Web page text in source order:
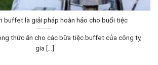
buffet là giải pháp hoàn hảo cho buổi tiệc
thức ăn cho các bữa tiệc buffet của công ty,
gia [...]